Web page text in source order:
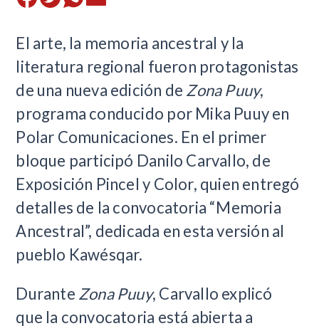
El arte, la memoria ancestral y la
literatura regional fueron protagonistas
de una nueva edición de Zona Puuy,
programa conducido por Mika Puuy en
Polar Comunicaciones. En el primer
bloque participó Danilo Carvallo, de
Exposición Pincel y Color, quien entregó
detalles de la convocatoria “Memoria
Ancestral”, dedicada en esta versión al
pueblo Kawésqar.
Durante Zona Puuy, Carvallo explicó
que la convocatoria está abierta a